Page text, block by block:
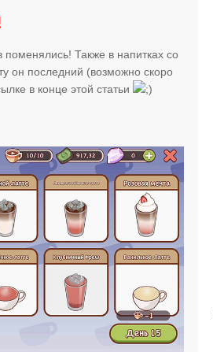
Также в напитках со
он последний (возможно скоро
в конце этой статьи